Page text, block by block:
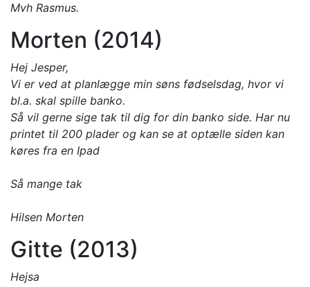
Mvh Rasmus.
Morten (2014)
Hej Jesper,
Vi er ved at planlægge min søns fødselsdag, hvor vi
bl.a. skal spille banko.
Så vil gerne sige tak til dig for din banko side. Har nu
printet til 200 plader og kan se at optælle siden kan
køres fra en Ipad
Så mange tak
Hilsen Morten
Gitte (2013)
Hejsa